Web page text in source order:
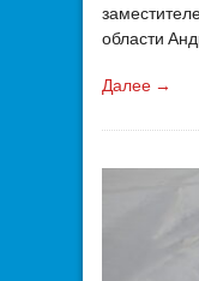
области
Далее →